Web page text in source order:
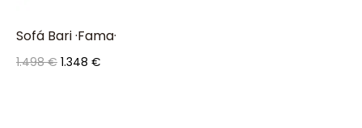
Sofá Bari ·Fama·
1.498 € 1.348 €